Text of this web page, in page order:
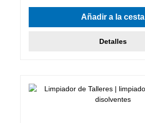
Añadir a la cesta
Detalles